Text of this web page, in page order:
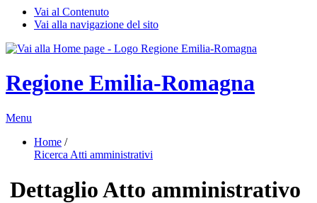
Vai al Contenuto
Vai alla navigazione del sito
Regione Emilia-Romagna
Menu
Home /
Ricerca Atti amministrativi
Dettaglio Atto amministrativo